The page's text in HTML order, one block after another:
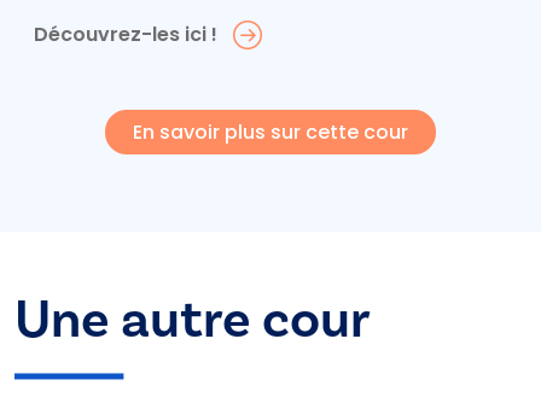
Découvrez-les ici !
En savoir plus sur cette cour
Une autre cour